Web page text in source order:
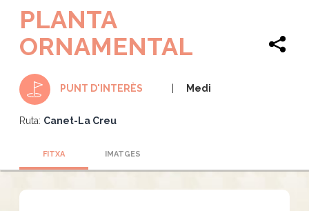
PLANTA
ORNAMENTAL
PUNT D'INTERÈS Medi
Ruta: Canet-La Creu
FITXA IMATGES